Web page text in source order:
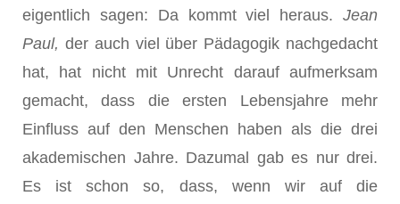
eigentlich sagen: Da kommt viel heraus. Jean
Paul, der auch viel über Pädagogik nachgedacht
hat, hat nicht mit Unrecht darauf aufmerksam
gemacht, dass die ersten Lebens­jahre mehr
Einfluss auf den Menschen haben als die drei
akademischen Jahre. Dazumal gab es nur drei.
Es ist schon so, dass, wenn wir auf die